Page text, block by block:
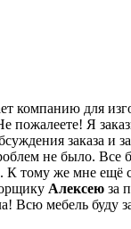
компанию для
пожалеете! Я
заказа и
не было. Все
К тому же мне ещё
Алексею за
Всю мебель буду